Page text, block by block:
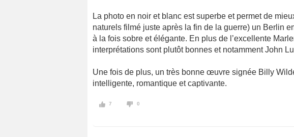
La photo en noir et blanc est superbe et permet de
naturels filmé juste après la fin de la guerre) un Berlin
à la fois sobre et élégante. En plus de l’excellente
interprétations sont plutôt bonnes et notamment John
Une fois de plus, un très bonne œuvre signée Billy
intelligente, romantique et captivante.
7 0